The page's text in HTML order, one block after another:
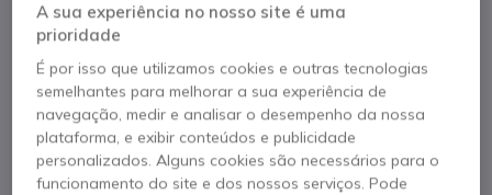
61 produtos em stock plataforma
Entrega:5-7 dias
1 ano de garantiado fabricante
A sua experiência no nosso site é uma
prioridade
É por isso que utilizamos cookies e outras tecnologias
semelhantes para melhorar a sua experiência de
navegação, medir e analisar o desempenho da nossa
plataforma, e exibir conteúdos e publicidade
personalizados. Alguns cookies são necessários para o
funcionamento do site e dos nossos serviços. Pode